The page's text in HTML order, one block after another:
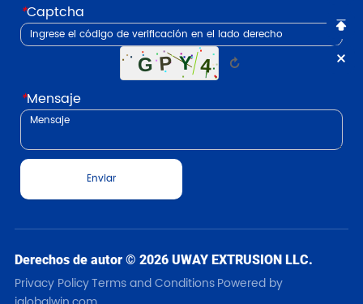
*Captcha
↻
*Mensaje
Enviar
Derechos de autor © 2026 UWAY EXTRUSION LLC.
Privacy PolicyTerms and ConditionsPowered by